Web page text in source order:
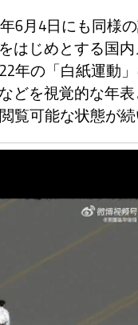
6月4日にも同様
はじめとする国
年の「白紙運動
どを視覚的な年
覧可能な状態が続